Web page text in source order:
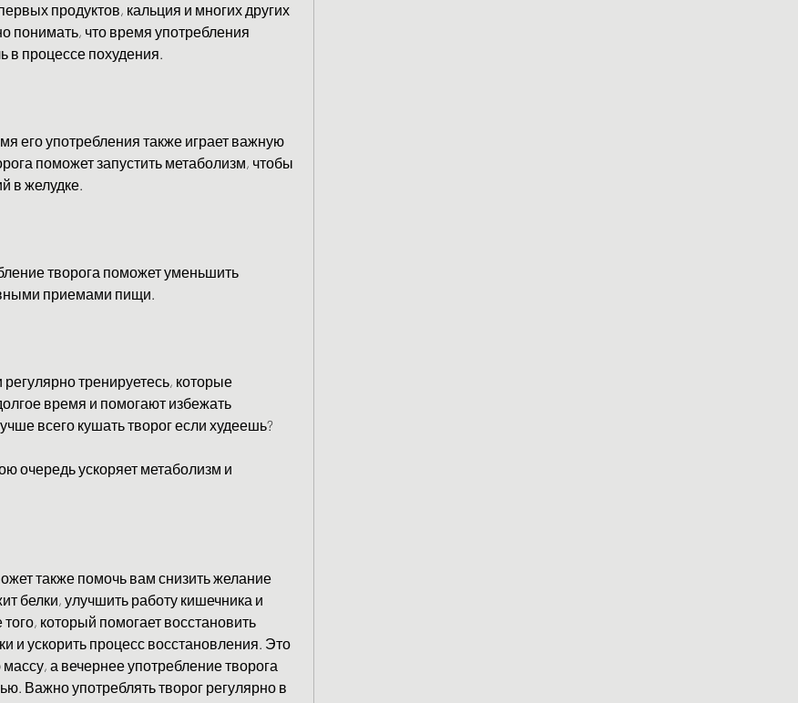
продуктов, кальция и многих других
понимать, что время употребления
в процессе похудения.
его употребления также играет важную
поможет запустить метаболизм, чтобы
в желудке.
творога поможет уменьшить
приемами пищи.
тренируетесь, которые
время и помогают избежать
всего кушать творог если худеешь?
очередь ускоряет метаболизм и
также помочь вам снизить желание
белки, улучшить работу кишечника и
который помогает восстановить
и ускорить процесс восстановления. Это
а вечернее употребление творога
Важно употреблять творог регулярно в